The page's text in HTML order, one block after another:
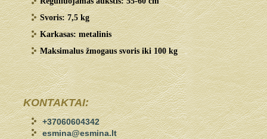
Svoris: 7,5 kg
Karkasas: metalinis
Maksimalus žmogaus svoris iki 100 kg
KONTAKTAI:
+37060604342
esmina@esmina.lt